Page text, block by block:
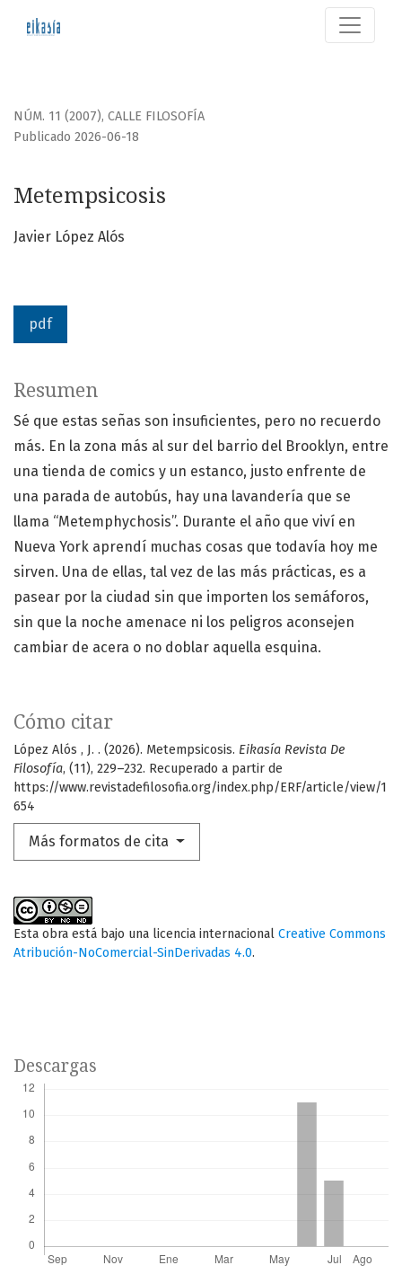
NÚM. 11 (2007), CALLE FILOSOFÍA
Metempsicosis
Publicado 2026-06-18
Javier López Alós
pdf
Cómo citar
López Alós , J. . (2026). Metempsicosis. Eikasía Revista De
Filosofía, (11), 229–232. Recuperado a partir de
https://www.revistadefilosofia.org/index.php/ERF/article/view/1
654
Más formatos de cita
Resumen
Sé que estas señas son insuficientes, pero no recuerdo
más. En la zona más al sur del barrio del Brooklyn, entre
una tienda de comics y un estanco, justo enfrente de
una parada de autobús, hay una lavandería que se
llama “Metemphychosis”. Durante el año que viví en
Nueva York aprendí muchas cosas que todavía hoy me
sirven. Una de ellas, tal vez de las más prácticas, es a
pasear por la ciudad sin que importen los semáforos,
sin que la noche amenace ni los peligros aconsejen
cambiar de acera o no doblar aquella esquina.
Esta obra está bajo una licencia internacional Creative Commons
Atribución-NoComercial-SinDerivadas 4.0.
Descargas